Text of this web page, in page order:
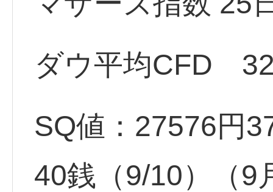
ダウ平均CFD
SQ値：27576円
40銭（9/10）（9